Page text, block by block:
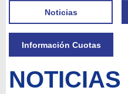
Noticias
Información Cuotas
NOTICIAS